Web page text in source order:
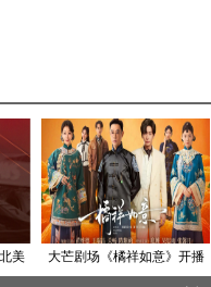
美
大芒剧场《橘祥如意》开播
沉浸橘园重温民国情韵